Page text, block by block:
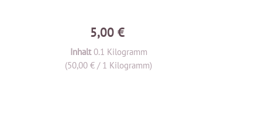
5,00 €
Inhalt 0.1 Kilogramm
(50,00 € / 1 Kilogramm)